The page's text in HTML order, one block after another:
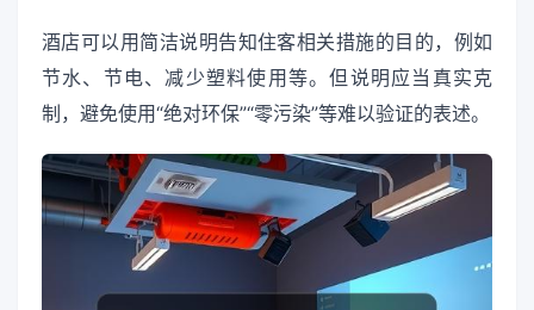
酒店可以用简洁说明告知住客相关措施的目的，例如
节水、节电、减少塑料使用等。但说明应当真实克
制，避免使用“绝对环保”“零污染”等难以验证的表述。